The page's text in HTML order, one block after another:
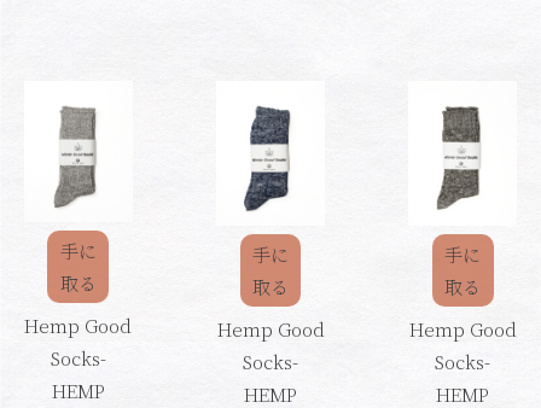
手に
取る
Hemp Good
Socks-
HEMP
手に
取る
Hemp Good
Socks-
HEMP
手に
取る
Hemp Good
Socks-
HEMP